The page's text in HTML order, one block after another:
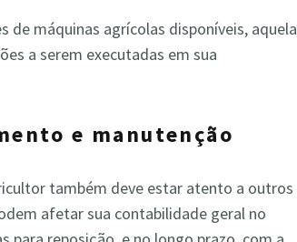
de máquinas agrícolas disponíveis, aquela
a serem executadas em sua
e manutenção
também deve estar atento a outros
afetar sua contabilidade geral no